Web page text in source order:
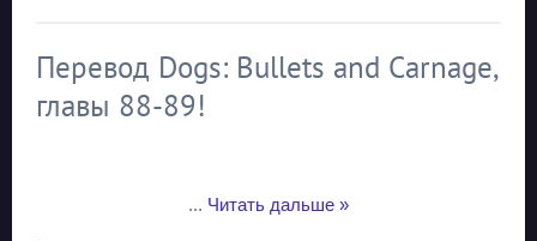
Перевод Dogs: Bullets and Carnage,
главы 88-89!
... Читать дальше »